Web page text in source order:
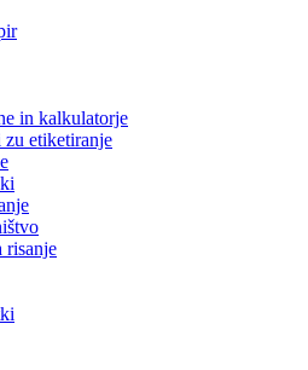
in kalkulatorje
zu etiketiranje
risanje